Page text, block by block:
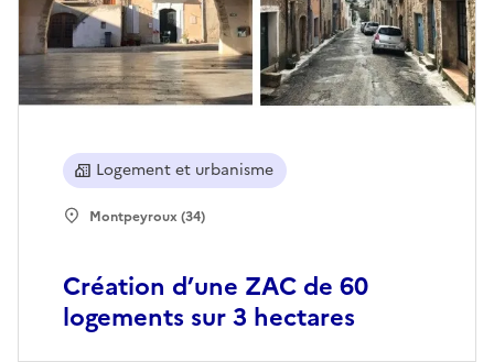
Création d’une ZAC de 60
logements sur 3 hectares
Logement et urbanisme
Montpeyroux (34)